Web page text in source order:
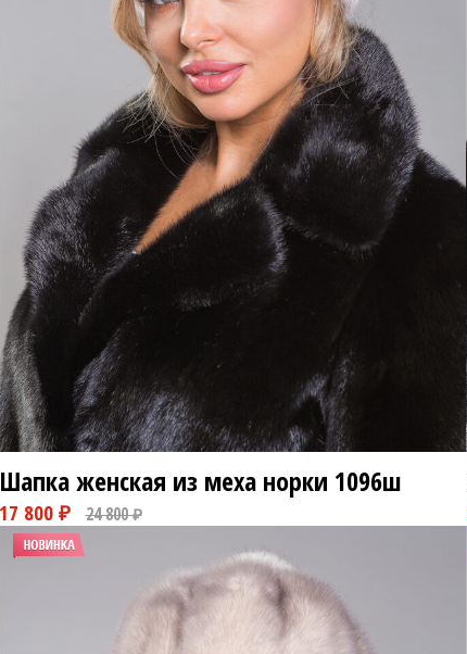
Шапка женская из меха норки 1096ш